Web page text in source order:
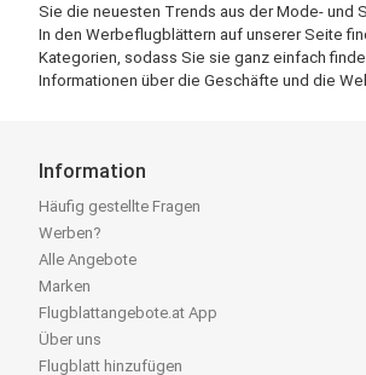
Sie die neuesten Trends aus der Mode- und
In den Werbeflugblättern auf unserer Seite
Kategorien, sodass Sie sie ganz einfach
Informationen über die Geschäfte und die
Information
Häufig gestellte Fragen
Werben?
Alle Angebote
Marken
Flugblattangebote.at App
Über uns
Flugblatt hinzufügen